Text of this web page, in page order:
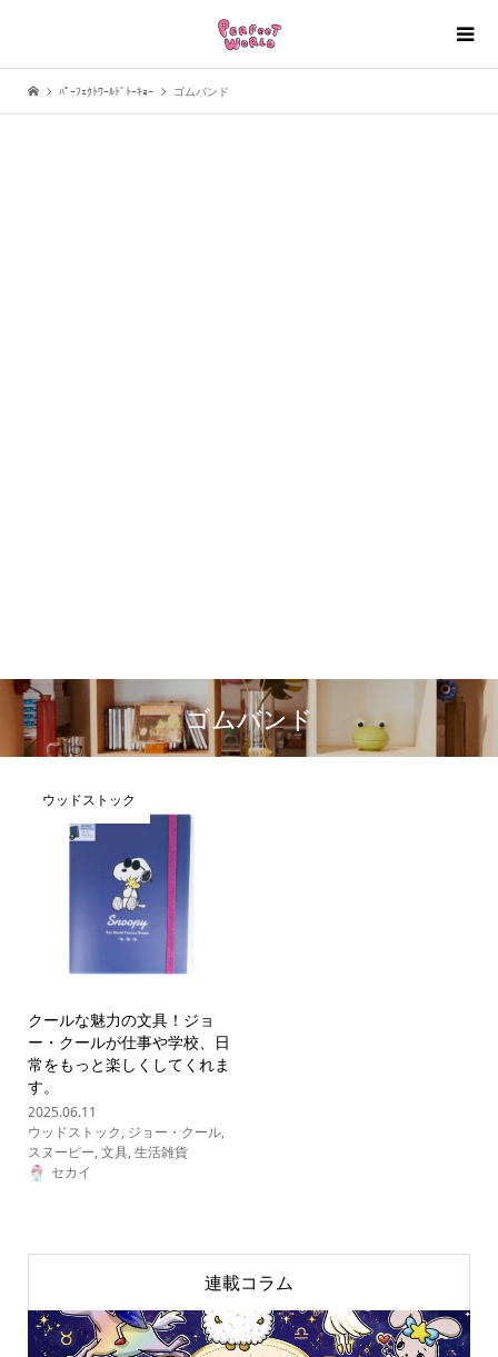
ﾊﾟｰﾌｪｸﾄﾜｰﾙﾄﾞﾄｰｷｮｰ ゴムバンド
ゴムバンド
ウッドストック
クールな魅力の文具！ジョ
ー・クールが仕事や学校、日
常をもっと楽しくしてくれま
す。
2025.06.11
ウッドストック, ジョー・クール,
スヌーピー,文具,生活雑貨
セカイ
連載コラム